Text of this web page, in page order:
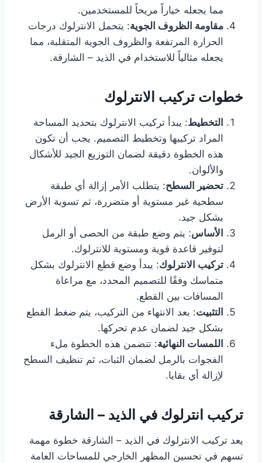
مما يجعله خياراً مريحاً للمستخدمين.
مقاومة الظروف الجوية: يتحمل الانترلوك درجات
الحرارة المرتفعة والظروف الجوية المتقلبة، مما
يجعله مثالياً للاستخدام في الذيد – الشارقة.
خطوات تركيب الانترلوك
التخطيط: يبدأ تركيب الانترلوك بتحديد المساحة
المراد تركيبها وتخطيط التصميم. يجب أن تكون
هذه الخطوة دقيقة لضمان التوزيع الجيد للأشكال
والألوان.
تحضير السطح: يتطلب الأمر إزالة أي طبقة
سطحية غير مستوية أو متضررة، ثم تسوية الأرض
بشكل جيد.
الأساس: يتم وضع طبقة من الحصى أو الرمل
لتوفير قاعدة قوية ومستوية للانترلوك.
تركيب الانترلوك: يبدأ وضع قطع الانترلوك بشكل
متماسك وفقًا للتصميم المحدد، مع مراعاة
المسافات بين القطع.
التثبيت: بعد الانتهاء من التركيب، يتم ضغط القطع
بشكل جيد لضمان عدم تحركها.
اللمسات النهائية: تتضمن هذه الخطوة ملء
الفجوات بالرمل لضمان الثبات، ثم تنظيف السطح
لإزالة أي بقايا.
تركيب انترلوك في الذيد – الشارقة
يعد تركيب الانترلوك في الذيد – الشارقة خطوة مهمة
تسهم في تحسين المظهر الخارجي للمساحات العامة